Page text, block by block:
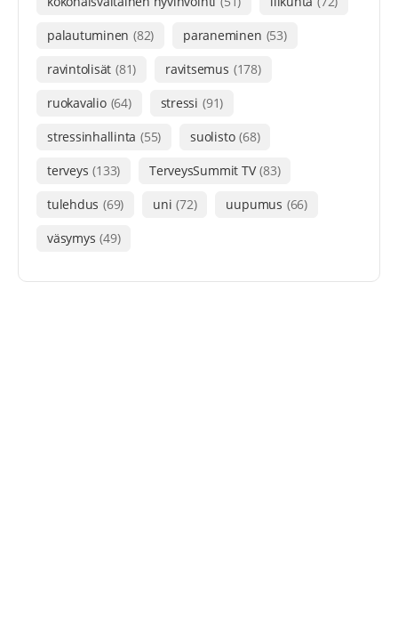
palautuminen (82) paraneminen (53)
ravintolisät (81) ravitsemus (178)
ruokavalio (64) stressi (91)
stressinhallinta (55) suolisto (68)
terveys (133) TerveysSummit TV (83)
tulehdus (69) uni (72) uupumus (66)
väsymys (49)